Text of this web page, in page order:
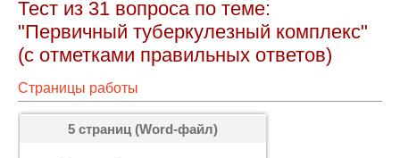
Тест из 31 вопроса по теме:
"Первичный туберкулезный комплекс"
(с отметками правильных ответов)
Страницы работы
5 страниц (Word-файл)